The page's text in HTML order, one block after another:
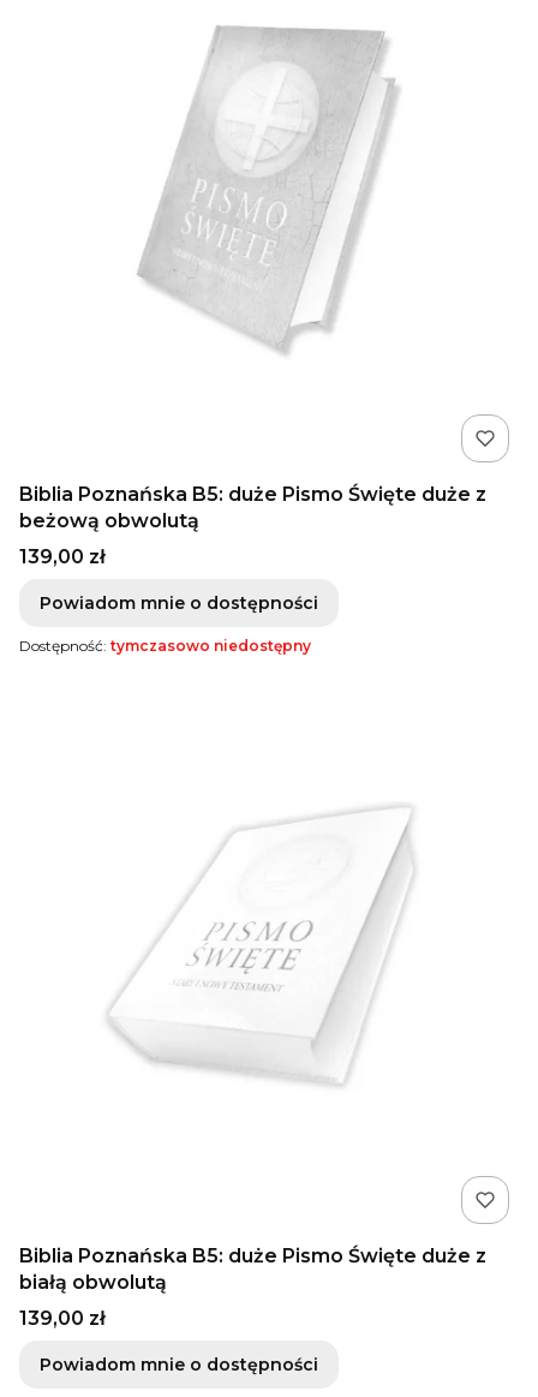
Biblia Poznańska B5: duże Pismo Święte duże z
beżową obwolutą
Cena
139,00 zł
Powiadom mnie o dostępności
Dostępność: tymczasowo niedostępny
Biblia Poznańska B5: duże Pismo Święte duże z
białą obwolutą
Cena
139,00 zł
Powiadom mnie o dostępności